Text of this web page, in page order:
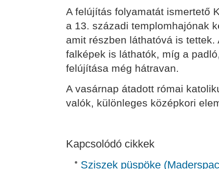
A felújítás folyamatát ismertető
a 13. századi templomhajónak
amit részben láthatóvá is
falképek is láthatók, míg a
felújítása még hátravan.
A vasárnap átadott római
valók, különleges középkori
Kapcsolódó cikkek
Sziszek püspöke